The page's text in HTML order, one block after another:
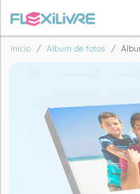
Inicio Álbum de fotos